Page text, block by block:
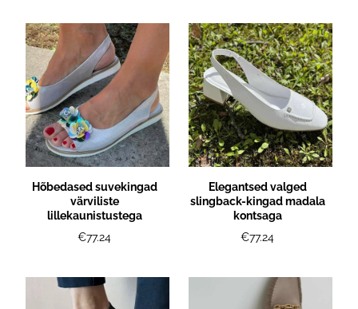
Hõbedased suvekingad
värviliste
lillekaunistustega
€77.24
Elegantsed valged
slingback-kingad madala
kontsaga
€77.24